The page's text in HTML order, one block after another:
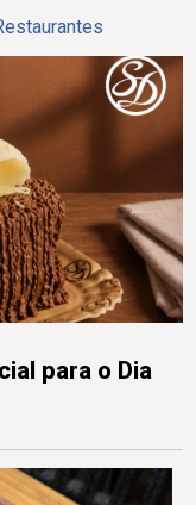
para o Dia